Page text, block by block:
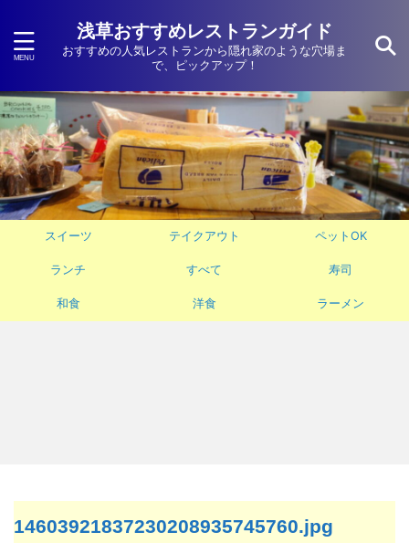
浅草おすすめレストランガイド
おすすめの人気レストランから隠れ家のような穴場ま
で、ピックアップ！
スイーツ テイクアウト ペットOK
ランチ すべて 寿司
和食 洋食 ラーメン
14603921837230208935745760.jpg